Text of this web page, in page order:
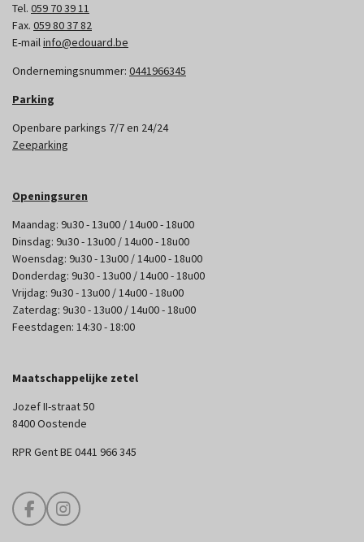
Tel. 059 70 39 11
Fax. 059 80 37 82
E-mailinfo@edouard.be
Ondernemingsnummer: 0441966345
Parking
Openbare parkings 7/7 en 24/24
Zeeparking
Openingsuren
Maandag: 9u30 - 13u00 / 14u00 - 18u00
Dinsdag: 9u30 - 13u00 / 14u00 - 18u00
Woensdag: 9u30 - 13u00 / 14u00 - 18u00
Donderdag: 9u30 - 13u00 / 14u00 - 18u00
Vrijdag: 9u30 - 13u00 / 14u00 - 18u00
Zaterdag: 9u30 - 13u00 / 14u00 - 18u00
Feestdagen: 14:30 - 18:00
Maatschappelijke zetel
Jozef II-straat 50
8400 Oostende
RPR Gent BE 0441 966 345
F
a
I
n